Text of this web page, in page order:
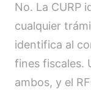
No. La CURP
cualquier
identifica al
fines fiscales.
ambos, y el